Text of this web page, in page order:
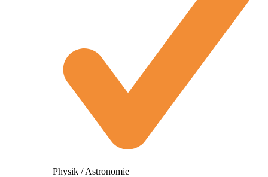
Physik / Astronomie